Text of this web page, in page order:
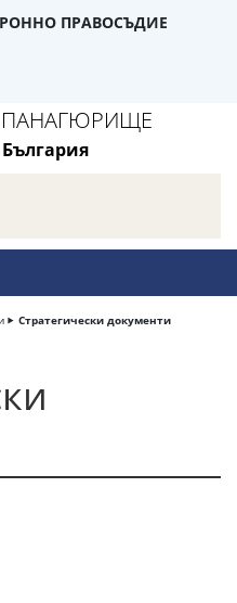
ПРАВОСЪДИЕ
ПАНАГЮРИЩЕ
Стратегически документи